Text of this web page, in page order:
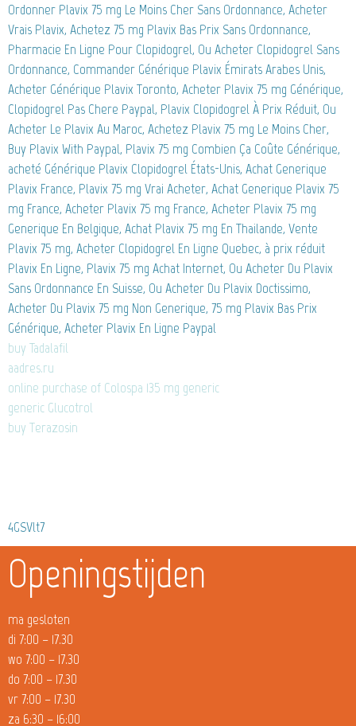
Ordonner Plavix 75 mg Le Moins Cher Sans Ordonnance, Acheter
Vrais Plavix, Achetez 75 mg Plavix Bas Prix Sans Ordonnance,
Pharmacie En Ligne Pour Clopidogrel, Ou Acheter Clopidogrel Sans
Ordonnance, Commander Générique Plavix Émirats Arabes Unis,
Acheter Générique Plavix Toronto, Acheter Plavix 75 mg Générique,
Clopidogrel Pas Chere Paypal, Plavix Clopidogrel À Prix Réduit, Ou
Acheter Le Plavix Au Maroc, Achetez Plavix 75 mg Le Moins Cher,
Buy Plavix With Paypal, Plavix 75 mg Combien Ça Coûte Générique,
acheté Générique Plavix Clopidogrel États-Unis, Achat Generique
Plavix France, Plavix 75 mg Vrai Acheter, Achat Generique Plavix 75
mg France, Acheter Plavix 75 mg France, Acheter Plavix 75 mg
Generique En Belgique, Achat Plavix 75 mg En Thailande, Vente
Plavix 75 mg, Acheter Clopidogrel En Ligne Quebec, à prix réduit
Plavix En Ligne, Plavix 75 mg Achat Internet, Ou Acheter Du Plavix
Sans Ordonnance En Suisse, Ou Acheter Du Plavix Doctissimo,
Acheter Du Plavix 75 mg Non Generique, 75 mg Plavix Bas Prix
Générique, Acheter Plavix En Ligne Paypal
buy Tadalafil
aadres.ru
online purchase of Colospa 135 mg generic
generic Glucotrol
buy Terazosin
4GSVlt7
Openingstijden
ma gesloten
di 7:00 – 17.30
wo 7:00 – 17.30
do 7:00 – 17.30
vr 7:00 – 17.30
za 6:30 – 16:00